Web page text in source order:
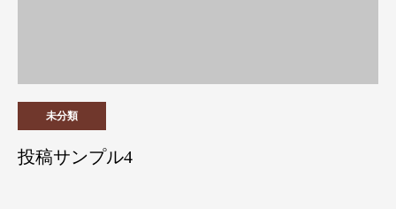
未分類
投稿サンプル4